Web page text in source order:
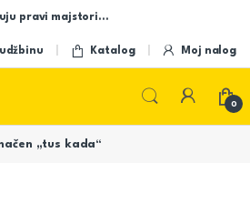
pravi majstori…
Katalog Moj nalog
0
„tus kada“